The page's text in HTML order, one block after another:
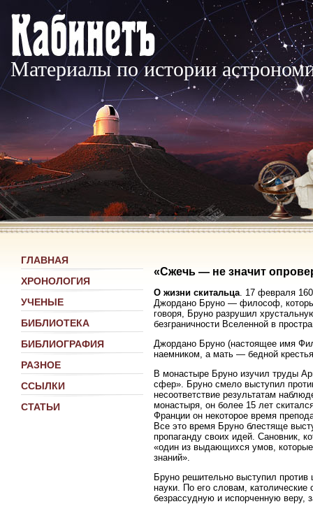
Материалы по истории
ГЛАВНАЯ
ХРОНОЛОГИЯ
УЧЕНЫЕ
БИБЛИОТЕКА
БИБЛИОГРАФИЯ
РАЗНОЕ
ССЫЛКИ
СТАТЬИ
«Сжечь — не значит
О жизни скитальца . 17 февраля
Джордано Бруно — философ,
говоря, Бруно разрушил
безграничности Вселенной в
Джордано Бруно (настоящее имя
наемником, а мать — бедной
В монастыре Бруно изучил труды
сфер». Бруно смело выступил
несоответствие результатам
монастыря, он более 15 лет
Франции он некоторое время
Все это время Бруно блестяще
пропаганду своих идей. Сановник,
«один из выдающихся умов,
знаний».
Бруно решительно выступил против
науки. По его словам,
безрассудную и испорченную веру,